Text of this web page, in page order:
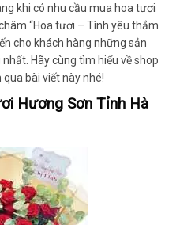
khi có nhu cầu mua hoa tươi
“Hoa tươi – Tình yêu thắm
cho khách hàng những sản
Hãy cùng tìm hiểu về shop
bài viết này nhé!
Hương Sơn Tỉnh Hà